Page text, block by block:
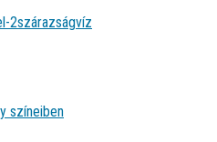
2szárazságvíz
színeiben